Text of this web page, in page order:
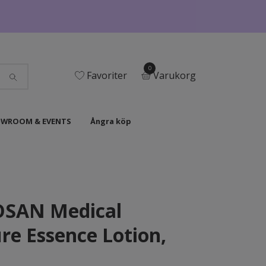
Favoriter
0
Varukorg
& EVENTS Ångra köp
Medical
Essence Lotion,